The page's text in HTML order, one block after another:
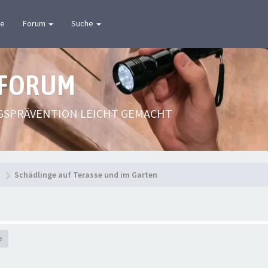
Forum Suche
LEICHT GEMACHT
Schädlinge auf Terasse und im Garten